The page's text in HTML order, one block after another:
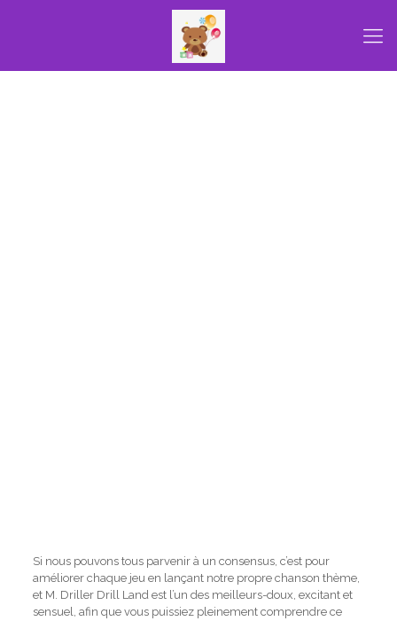
Si nous pouvons tous parvenir à un consensus, c’est pour
améliorer chaque jeu en lançant notre propre chanson thème,
et M. Driller Drill Land est l’un des meilleurs-doux, excitant et
sensuel, afin que vous puissiez pleinement comprendre ce